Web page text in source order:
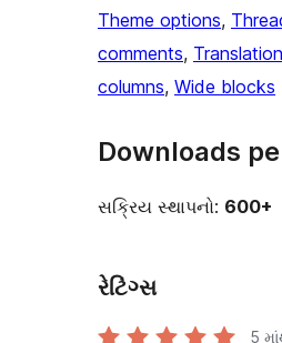
Theme options,
comments,
columns, Wide blocks
Downloads
સક્રિય સ્થાપનો: 600+
રેટિંગ્સ
5